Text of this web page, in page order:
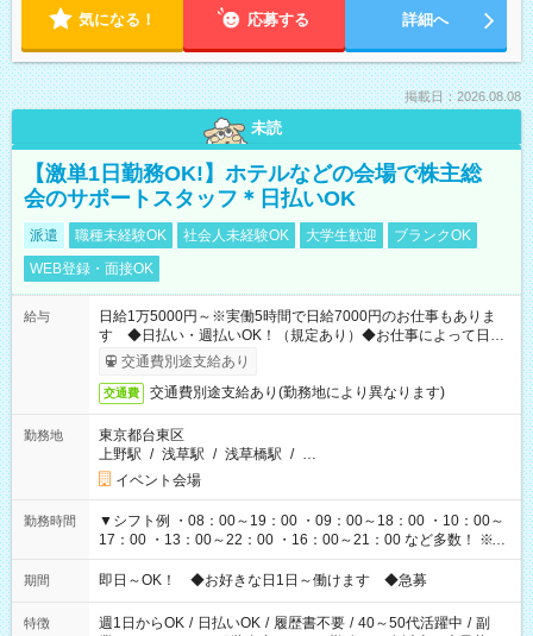
気になる！ 応募する 詳細へ
掲載日：2026.08.08
未読
【激単1日勤務OK!】ホテルなどの会場で株主総
会のサポートスタッフ＊日払いOK
派遣 職種未経験OK 社会人未経験OK 大学生歓迎
ブランクOK
WEB登録・面接OK
給与
日給1万5000円～※実働5時間で日給7000円のお仕事もありま
す ◆日払い・週払いOK！（規定あり）◆お仕事によって日給
も異なります
交通費別途支給あり
交通費 交通費別途支給あり(勤務地により異なります)
勤務地
東京都台東区
上野駅 / 浅草駅 / 浅草橋駅 / …
イベント会場
勤務時間
▼シフト例 ・08：00～19：00 ・09：00～18：00 ・10：00～
17：00 ・13：00～22：00 ・16：00～21：00 など多数！ ※お
仕事により勤務時間が異なります
期間 即日～OK！ ◆お好きな日1日～働けます ◆急募
特徴 週1日からOK / 日払いOK / 履歴書不要 / 40～50代活躍中 / 副